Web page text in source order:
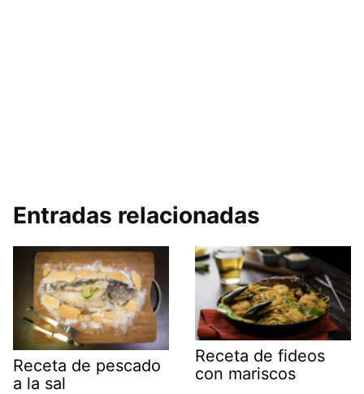
Entradas relacionadas
Receta de pescado
a la sal
Receta de fideos
con mariscos